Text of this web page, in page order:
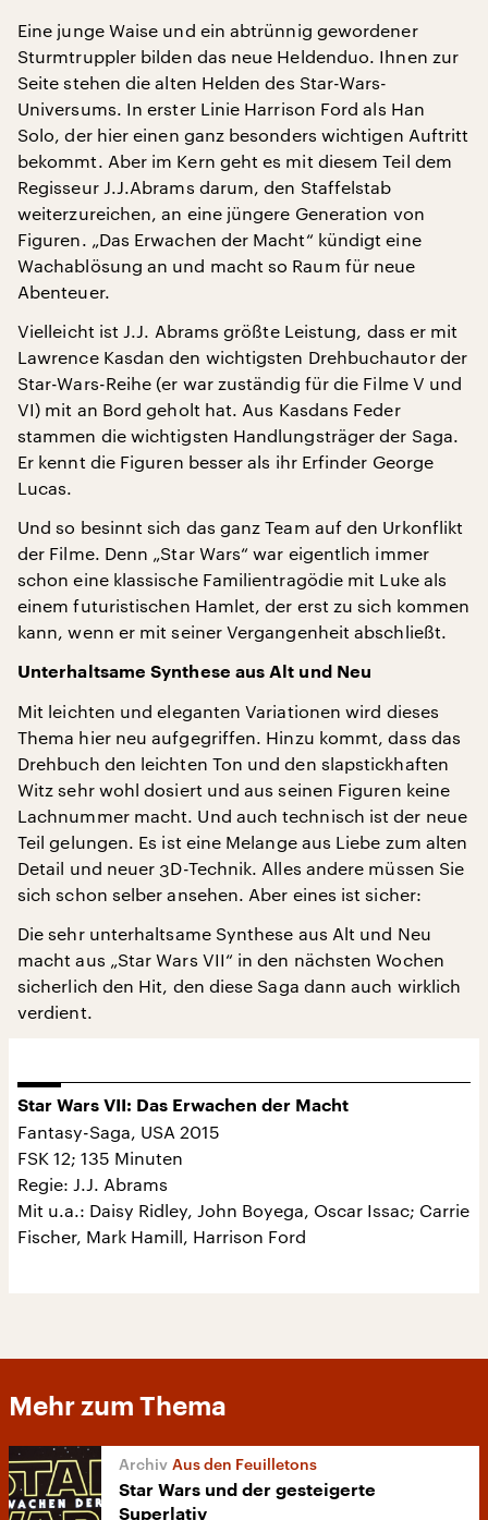
Eine junge Waise und ein abtrünnig gewordener
Sturmtruppler bilden das neue Heldenduo. Ihnen zur
Seite stehen die alten Helden des Star-Wars-
Universums. In erster Linie Harrison Ford als Han
Solo, der hier einen ganz besonders wichtigen Auftritt
bekommt. Aber im Kern geht es mit diesem Teil dem
Regisseur J.J.Abrams darum, den Staffelstab
weiterzureichen, an eine jüngere Generation von
Figuren. „Das Erwachen der Macht“ kündigt eine
Wachablösung an und macht so Raum für neue
Abenteuer.
Vielleicht ist J.J. Abrams größte Leistung, dass er mit
Lawrence Kasdan den wichtigsten Drehbuchautor der
Star-Wars-Reihe (er war zuständig für die Filme V und
VI) mit an Bord geholt hat. Aus Kasdans Feder
stammen die wichtigsten Handlungsträger der Saga.
Er kennt die Figuren besser als ihr Erfinder George
Lucas.
Und so besinnt sich das ganz Team auf den Urkonflikt
der Filme. Denn „Star Wars“ war eigentlich immer
schon eine klassische Familientragödie mit Luke als
einem futuristischen Hamlet, der erst zu sich kommen
kann, wenn er mit seiner Vergangenheit abschließt.
Unterhaltsame Synthese aus Alt und Neu
Mit leichten und eleganten Variationen wird dieses
Thema hier neu aufgegriffen. Hinzu kommt, dass das
Drehbuch den leichten Ton und den slapstickhaften
Witz sehr wohl dosiert und aus seinen Figuren keine
Lachnummer macht. Und auch technisch ist der neue
Teil gelungen. Es ist eine Melange aus Liebe zum alten
Detail und neuer 3D-Technik. Alles andere müssen Sie
sich schon selber ansehen. Aber eines ist sicher:
Die sehr unterhaltsame Synthese aus Alt und Neu
macht aus „Star Wars VII“ in den nächsten Wochen
sicherlich den Hit, den diese Saga dann auch wirklich
verdient.
Star Wars VII: Das Erwachen der Macht
Fantasy-Saga, USA 2015
FSK 12; 135 Minuten
Regie: J.J. Abrams
Mit u.a.: Daisy Ridley, John Boyega, Oscar Issac; Carrie
Fischer, Mark Hamill, Harrison Ford
Mehr zum Thema
Aus den Feuilletons
Star Wars und der gesteigerte
Superlativ